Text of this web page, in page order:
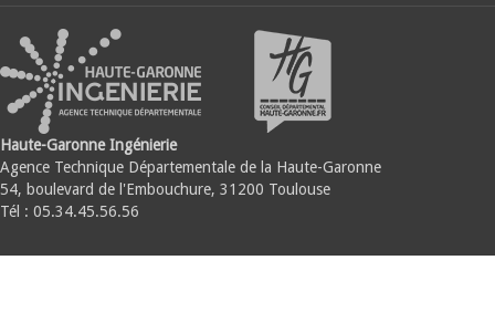
Haute-Garonne Ingénierie
Agence Technique Départementale de la Haute-Garonne
54, boulevard de l'Embouchure, 31200 Toulouse
Tél : 05.34.45.56.56